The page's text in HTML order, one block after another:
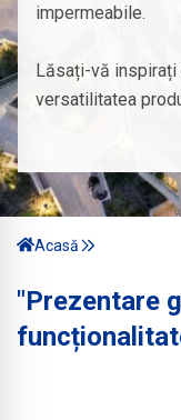
impermeabile.
Lăsați-vă
versatilitatea
Acasă
"Prezentare